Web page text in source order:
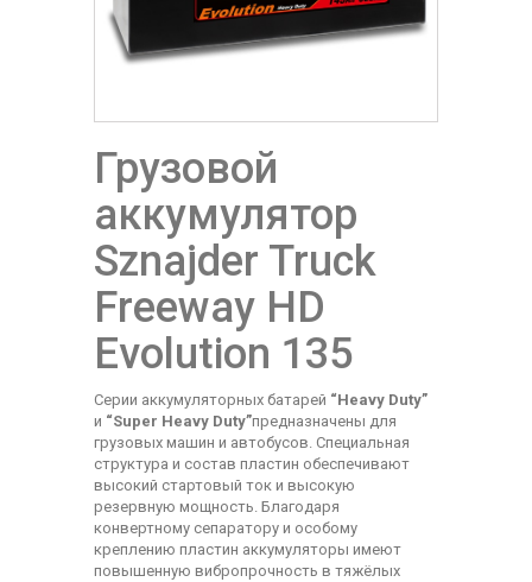
Грузовой
аккумулятор
Sznajder Truck
Freeway HD
Evolution 135
Серии аккумуляторных батарей “Heavy Duty”
и “Super Heavy Duty”предназначены для
грузовых машин и автобусов. Специальная
структура и состав пластин обеспечивают
высокий стартовый ток и высокую
резервную мощность. Благодаря
конвертному сепаратору и особому
креплению пластин аккумуляторы имеют
повышенную вибропрочность в тяжёлых